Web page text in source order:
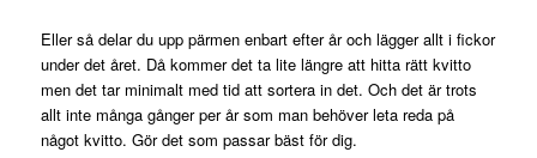
Eller så delar du upp pärmen enbart efter år och lägger allt i fickor
under det året. Då kommer det ta lite längre att hitta rätt kvitto
men det tar minimalt med tid att sortera in det. Och det är trots
allt inte många gånger per år som man behöver leta reda på
något kvitto. Gör det som passar bäst för dig.